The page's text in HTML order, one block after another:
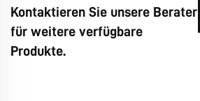
Kontaktieren Sie unsere Berater
für weitere verfügbare
Produkte.